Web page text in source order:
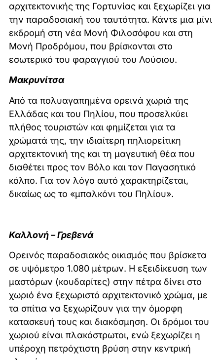
αρχιτεκτονικής της Γορτυνίας και ξεχωρίζει για
την παραδοσιακή του ταυτότητα. Κάντε μια μίνι
εκδρομή στη νέα Μονή Φιλοσόφου και στη
Μονή Προδρόμου, που βρίσκονται στο
εσωτερικό του φαραγγιού του Λούσιου.
Μακρυνίτσα
Από τα πολυαγαπημένα ορεινά χωριά της
Ελλάδας και του Πηλίου, που προσελκύει
πλήθος τουριστών και φημίζεται για τα
χρώματά της, την ιδιαίτερη πηλιορείτικη
αρχιτεκτονική της και τη μαγευτική θέα που
διαθέτει προς τον Βόλο και τον Παγασητικό
κόλπο. Για τον λόγο αυτό χαρακτηρίζεται,
δικαίως ως το «μπαλκόνι του Πηλίου».
Καλλονή – Γρεβενά
Ορεινός παραδοσιακός οικισμός που βρίσκετα
σε υψόμετρο 1.080 μέτρων. Η εξειδίκευση των
μαστόρων (κουδαρίτες) στην πέτρα δίνει στο
χωριό ένα ξεχωριστό αρχιτεκτονικό χρώμα, με
τα σπίτια να ξεχωρίζουν για την όμορφη
κατασκευή τους και διακόσμηση. Οι δρόμοι του
χωριού είναι πλακόστρωτοι, ενώ ξεχωρίζει η
υπέροχη πετρόχτιστη βρύση στην κεντρική